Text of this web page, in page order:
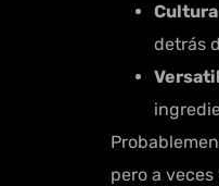
detrás
pero a